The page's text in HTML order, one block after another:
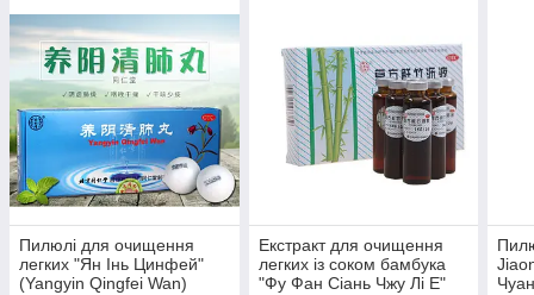
Пилюлі для очищення
легких "Ян Інь Цинфей"
(Yangyin Qingfei Wan)
Екстракт для очищення
легких із соком бамбука
"Фу Фан Сіань Чжу Лі Е"